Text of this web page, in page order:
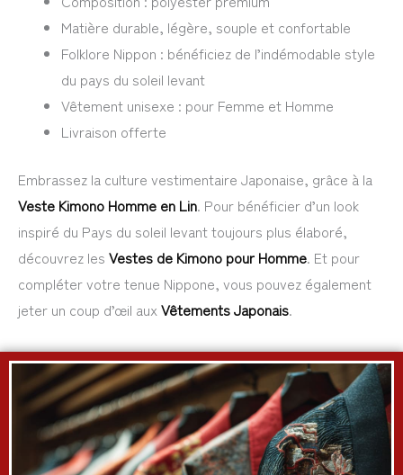
Matière durable, légère, souple et confortable
Folklore Nippon : bénéficiez de l’indémodable style
du pays du soleil levant
Vêtement unisexe : pour Femme et Homme
Livraison offerte
Embrassez la culture vestimentaire Japonaise, grâce à la
Veste Kimono Homme en Lin. Pour bénéficier d’un look
inspiré du Pays du soleil levant toujours plus élaboré,
découvrez les Vestes de Kimono pour Homme. Et pour
compléter votre tenue Nippone, vous pouvez également
jeter un coup d’œil auxVêtements Japonais.